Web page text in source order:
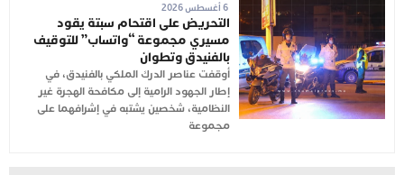
6 أغسطس 2026
التحريض على اقتحام سبتة يقود
مسيري مجموعة “واتساب” للتوقيف
بالفنيدق وتطوان
أوقفت عناصر الدرك الملكي بالفنيدق، في
إطار الجهود الرامية إلى مكافحة الهجرة غير
النظامية، شخصين يشتبه في إشرافهما على
مجموعة